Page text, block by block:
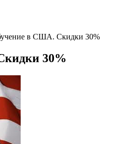
в США. Скидки 30%
30%